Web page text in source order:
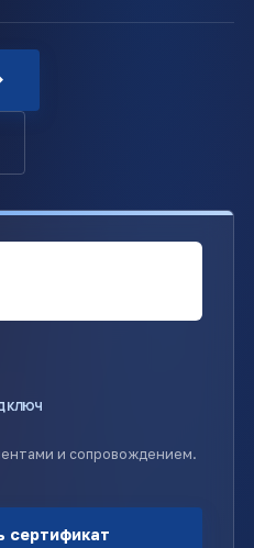
ключ
и сопровождением.
сертификат